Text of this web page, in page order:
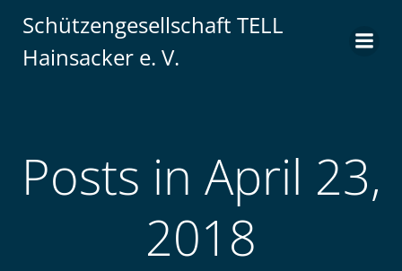
Inhalt
Schützengesellschaft TELL
Hainsacker e. V.
Posts in April 23,
2018